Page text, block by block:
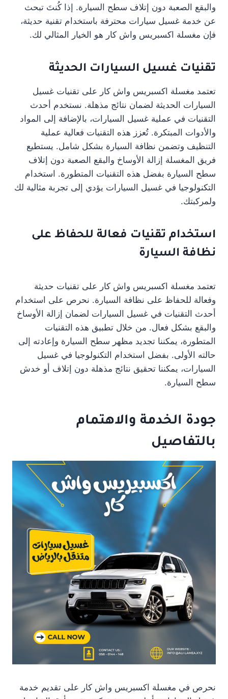
والبقع الصعبة دون إتلاف سطح السيارة. إذا كُنتَ تبحث
عن خدمة غسيل سيارات محترفة باستخدام تقنية حديثة،
فإن مغسلة اكسبريس واش كار هو الخيار المثالي لك.
تقنيات غسيل السيارات الحديثة
تعتمد مغسلة اكسبريس واش كار على تقنيات غسيل
السيارات الحديثة لضمان نتائج مذهلة. نستخدم أحدث
التقنيات في عملية غسيل السيارات، بالإضافة إلى المواد
والأدوات المبتكرة. تُعزز هذه التقنيات فعالية عملية
التنظيف وتضمن نظافة السيارة بشكل شامل. يستطيع
فريق المغسلة إزالة الأوساخ والبقع الصعبة دون إتلاف
سطح السيارة بفضل هذه التقنيات المتطورة. استخدام
التكنولوجيا في غسيل السيارات يؤدي إلى تجربة مثالية لك
ولمركبتك.
استخدام تقنيات فعالة للحفاظ على
نظافة السيارة
تعتمد مغسلة اكسبريس واش كار على تقنيات حديثة
وفعالة للحفاظ على نظافة السيارة. نحرص على استخدام
أحدث التقنيات في غسيل السيارات لضمان إزالة الأوساخ
والبقع بشكل فعال. من خلال تطبيق هذه التقنيات
المتطورة، يمكننا تجديد مظهر سطح السيارة وإعادته إلى
حالته الأولى. بفضل استخدام التكنولوجيا في غسيل
السيارات، يمكننا تحقيق نتائج مذهلة دون إتلاف أو خدش
سطح السيارة.
جودة الخدمة والاهتمام
بالتفاصيل
نحرص في مغسلة اكسبريس واش كار على تقديم خدمة